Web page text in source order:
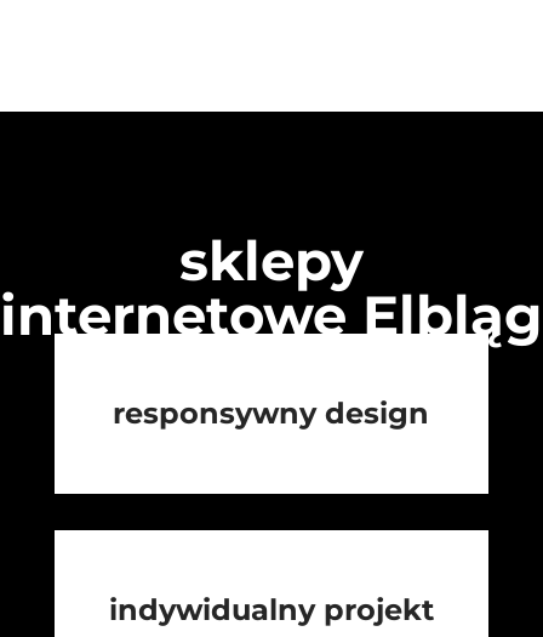
sklepy
internetowe Elbląg
responsywny design
indywidualny projekt